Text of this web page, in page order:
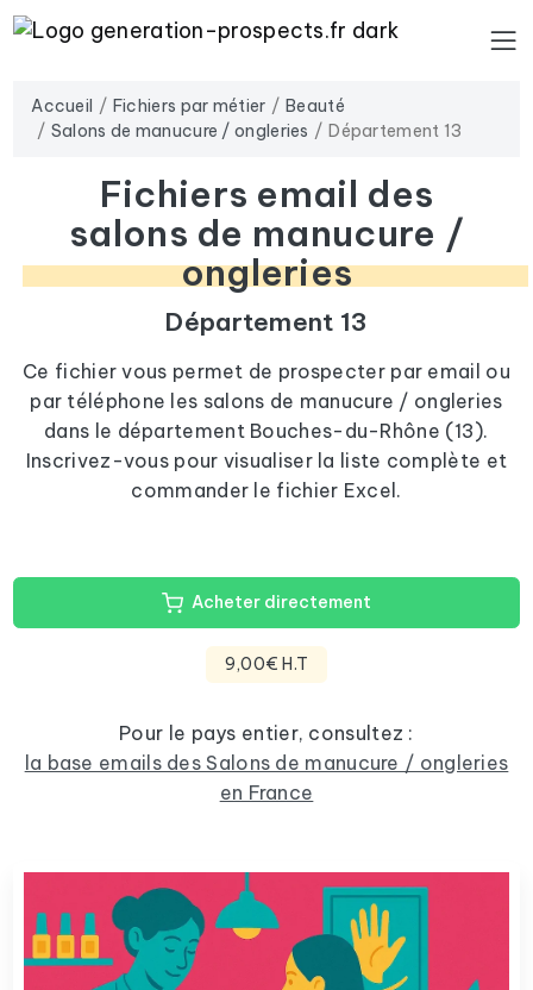
Accueil Fichiers par métier
Beauté
Salons de manucure / ongleries
Département 13
Fichiers email des
salons de manucure /
ongleries
Département 13
Ce fichier vous permet de prospecter par email ou
par téléphone les salons de manucure / ongleries
dans le département Bouches-du-Rhône (13).
Inscrivez-vous pour visualiser la liste complète et
commander le fichier Excel.
Acheter directement
9,00€ H.T
Pour le pays entier, consultez :
la base emails des Salons de manucure / ongleries
en France